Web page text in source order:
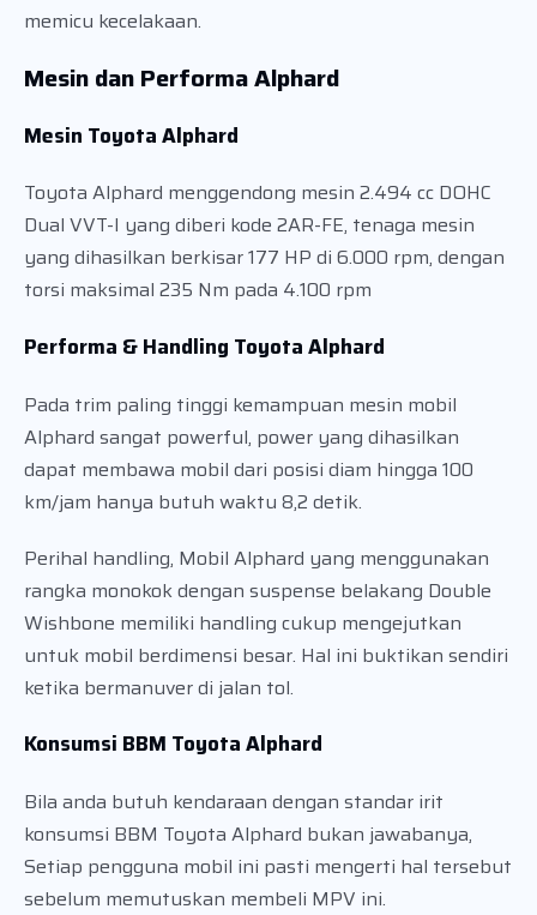
memicu kecelakaan.
Mesin dan Performa Alphard
Mesin Toyota Alphard
Toyota Alphard menggendong mesin 2.494 cc DOHC
Dual VVT-I yang diberi kode 2AR-FE, tenaga mesin
yang dihasilkan berkisar 177 HP di 6.000 rpm, dengan
torsi maksimal 235 Nm pada 4.100 rpm
Performa & Handling Toyota Alphard
Pada trim paling tinggi kemampuan mesin mobil
Alphard sangat powerful, power yang dihasilkan
dapat membawa mobil dari posisi diam hingga 100
km/jam hanya butuh waktu 8,2 detik.
Perihal handling, Mobil Alphard yang menggunakan
rangka monokok dengan suspense belakang Double
Wishbone memiliki handling cukup mengejutkan
untuk mobil berdimensi besar. Hal ini buktikan sendiri
ketika bermanuver di jalan tol.
Konsumsi BBM Toyota Alphard
Bila anda butuh kendaraan dengan standar irit
konsumsi BBM Toyota Alphard bukan jawabanya,
Setiap pengguna mobil ini pasti mengerti hal tersebut
sebelum memutuskan membeli MPV ini.